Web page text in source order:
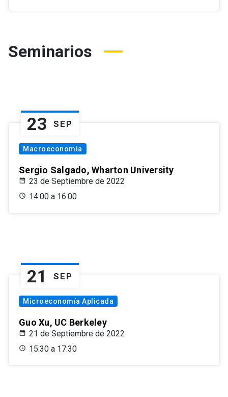
Seminarios
23 SEP
Macroeconomía
Sergio Salgado, Wharton University
23 de Septiembre de 2022
14:00 a 16:00
21 SEP
Microeconomía Aplicada
Guo Xu, UC Berkeley
21 de Septiembre de 2022
15:30 a 17:30